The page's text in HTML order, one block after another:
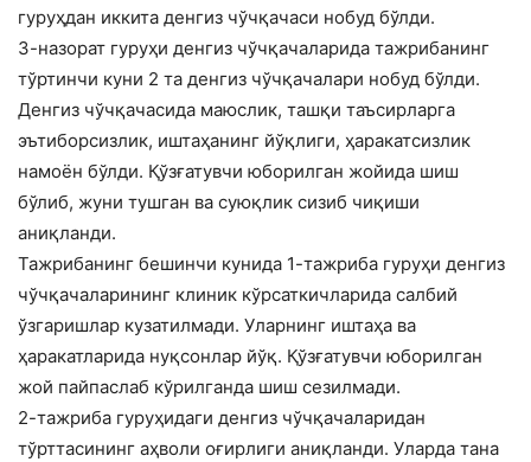
гуруҳдан иккита денгиз чўчқачаси нобуд бўлди.
3-назорат гуруҳи денгиз чўчқачаларида тажрибанинг
тўртинчи куни 2 та денгиз чўчқачалари нобуд бўлди.
Денгиз чўчқачасида маюслик, ташқи таъсирларга
эътиборсизлик, иштаҳанинг йўқлиги, ҳаракатсизлик
намоён бўлди. Қўзғатувчи юборилган жойида шиш
бўлиб, жуни тушган ва суюқлик сизиб чиқиши
аниқланди.
Тажрибанинг бешинчи кунида 1-тажриба гуруҳи денгиз
чўчқачаларининг клиник кўрсаткичларида салбий
ўзгаришлар кузатилмади. Уларнинг иштаҳа ва
ҳаракатларида нуқсонлар йўқ. Қўзғатувчи юборилган
жой пайпаслаб кўрилганда шиш сезилмади.
2-тажриба гуруҳидаги денгиз чўчқачаларидан
тўрттасининг аҳволи оғирлиги аниқланди. Уларда тана